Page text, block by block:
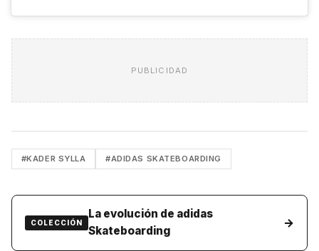
PUBLICIDAD
#KADER SYLLA #ADIDAS SKATEBOARDING
COLECCIÓN
La evolución de adidas
Skateboarding
→